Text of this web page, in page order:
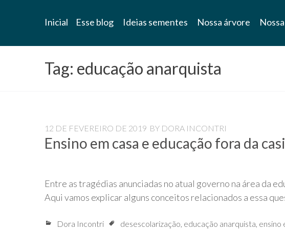
Blog
Universidade
Livre
Pampédia
Inicial Esse blog Ideias sementes Nossa árvore
Tag: educação anarquista
12 DE FEVEREIRO DE 2019 BY DORA INCONTRI
Ensino em casa e educação fora da
Entre as tragédias anunciadas no atual governo na área da
Aqui vamos explicar alguns conceitos relacionados a essa
Dora Incontri desescolarização, educação anarquista, ensino